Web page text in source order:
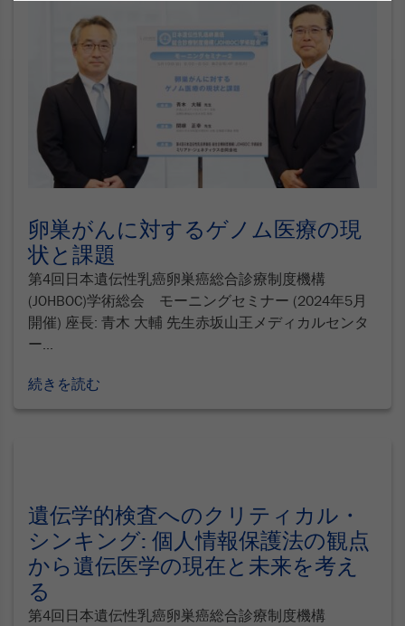
卵巣がんに対するゲノム医療の現
状と課題
第4回日本遺伝性乳癌卵巣癌総合診療制度機構
(JOHBOC)学術総会 モーニングセミナー (2024年5月
開催) 座長: 青木 大輔 先生赤坂山王メディカルセンタ
ー...
続きを読む
遺伝学的検査へのクリティカル・
シンキング: 個人情報保護法の観点
から遺伝医学の現在と未来を考え
る
第4回日本遺伝性乳癌卵巣癌総合診療制度機構